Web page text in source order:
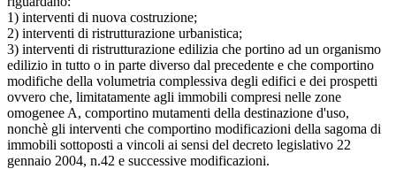
1) interventi di nuova costruzione;
2) interventi di ristrutturazione urbanistica;
3) interventi di ristrutturazione edilizia che portino ad un organismo
edilizio in tutto o in parte diverso dal precedente e che comportino
modifiche della volumetria complessiva degli edifici e dei prospetti
ovvero che, limitatamente agli immobili compresi nelle zone
omogenee A, comportino mutamenti della destinazione d'uso,
nonchè gli interventi che comportino modificazioni della sagoma di
immobili sottoposti a vincoli ai sensi del decreto legislativo 22
gennaio 2004, n.42 e successive modificazioni.